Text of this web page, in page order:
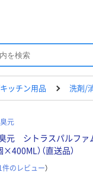
ッチン用品 洗剤/
元
元 シトラスパルファ
）（直送品）
件のレビュー）